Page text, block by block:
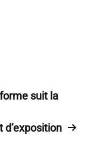
suit la
d’exposition